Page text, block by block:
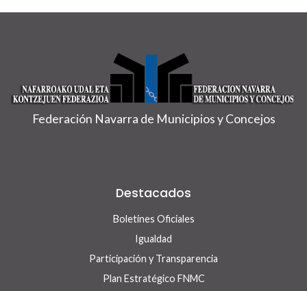
Federación Navarra de Municipios y Concejos
Destacados
Boletines Oficiales
Igualdad
Participación y Transparencia
Plan Estratégico FNMC